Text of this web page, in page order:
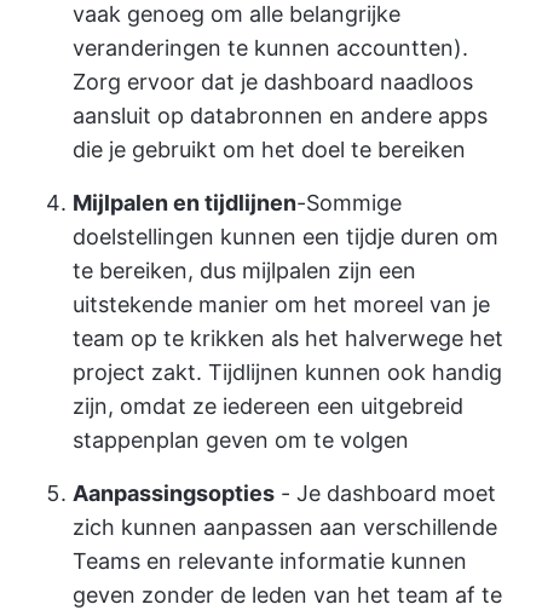
vaak genoeg om alle belangrijke
veranderingen te kunnen accountten).
Zorg ervoor dat je dashboard naadloos
aansluit op databronnen en andere apps
die je gebruikt om het doel te bereiken
Mijlpalen en tijdlijnen-Sommige
doelstellingen kunnen een tijdje duren om
te bereiken, dus mijlpalen zijn een
uitstekende manier om het moreel van je
team op te krikken als het halverwege het
project zakt. Tijdlijnen kunnen ook handig
zijn, omdat ze iedereen een uitgebreid
stappenplan geven om te volgen
Aanpassingsopties - Je dashboard moet
zich kunnen aanpassen aan verschillende
Teams en relevante informatie kunnen
geven zonder de leden van het team af te